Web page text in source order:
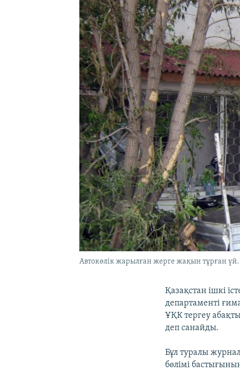
Автокөлік жарылған жерге жақын тұрған
Қазақстан ішкі
департаменті
ҰҚК тергеу
деп санайды.
Бұл туралы
бөлімі